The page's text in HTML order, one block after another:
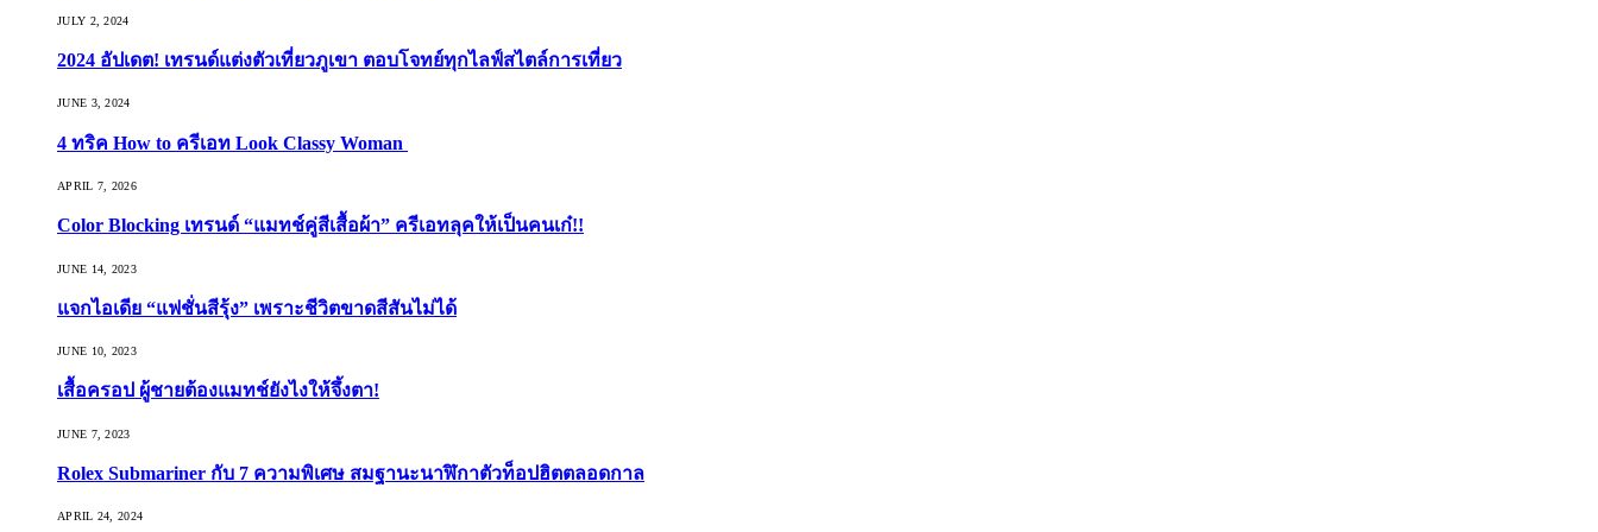
JULY 2, 2024
2024 อัปเดต! เทรนด์แต่งตัวเที่ยวภูเขา ตอบโจทย์ทุกไลฟ์สไตล์การเที่ยว
JUNE 3, 2024
4 ทริค How to ครีเอท Look Classy Woman
APRIL 7, 2026
Color Blocking เทรนด์ “แมทช์คู่สีเสื้อผ้า” ครีเอทลุคให้เป็นคนเก๋!!
JUNE 14, 2023
แจกไอเดีย “แฟชั่นสีรุ้ง” เพราะชีวิตขาดสีสันไม่ได้
JUNE 10, 2023
เสื้อครอป ผู้ชายต้องแมทช์ยังไงให้จึ้งตา!
JUNE 7, 2023
Rolex Submariner กับ 7 ความพิเศษ สมฐานะนาฬิกาตัวท็อปฮิตตลอดกาล
APRIL 24, 2024